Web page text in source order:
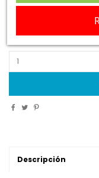
Tulipa intermitente
Escribe una reseña
Descripción